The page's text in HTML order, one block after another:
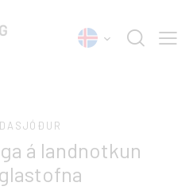
á landnotkun